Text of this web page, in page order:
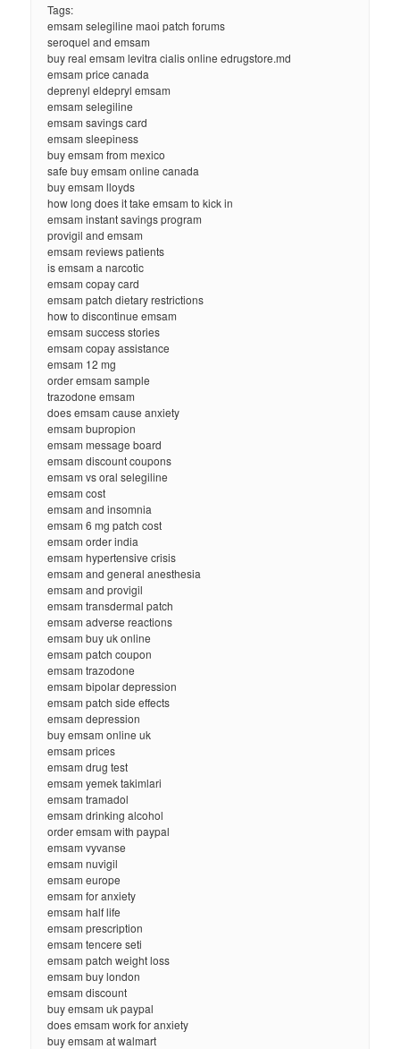
Tags:
emsam selegiline maoi patch forums
seroquel and emsam
buy real emsam levitra cialis online edrugstore.md
emsam price canada
deprenyl eldepryl emsam
emsam selegiline
emsam savings card
emsam sleepiness
buy emsam from mexico
safe buy emsam online canada
buy emsam lloyds
how long does it take emsam to kick in
emsam instant savings program
provigil and emsam
emsam reviews patients
is emsam a narcotic
emsam copay card
emsam patch dietary restrictions
how to discontinue emsam
emsam success stories
emsam copay assistance
emsam 12 mg
order emsam sample
trazodone emsam
does emsam cause anxiety
emsam bupropion
emsam message board
emsam discount coupons
emsam vs oral selegiline
emsam cost
emsam and insomnia
emsam 6 mg patch cost
emsam order india
emsam hypertensive crisis
emsam and general anesthesia
emsam and provigil
emsam transdermal patch
emsam adverse reactions
emsam buy uk online
emsam patch coupon
emsam trazodone
emsam bipolar depression
emsam patch side effects
emsam depression
buy emsam online uk
emsam prices
emsam drug test
emsam yemek takimlari
emsam tramadol
emsam drinking alcohol
order emsam with paypal
emsam vyvanse
emsam nuvigil
emsam europe
emsam for anxiety
emsam half life
emsam prescription
emsam tencere seti
emsam patch weight loss
emsam buy london
emsam discount
buy emsam uk paypal
does emsam work for anxiety
buy emsam at walmart